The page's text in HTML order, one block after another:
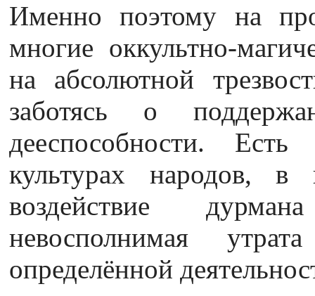
Именно поэтому на
многие оккультно-
на абсолютной
заботясь о
дееспособности.
культурах народов, в
воздействие
невосполнимая
определённой